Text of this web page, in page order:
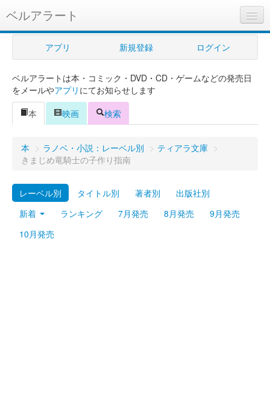
ベルアラート
ベルアラートとは
ヘルプ
新規登録
ログイン
購入管理
Myシェルフ
プレミアム
アプリ 新規登録 ログイン
ベルアラートは本・コミック・DVD・CD・ゲームなどの発売日
をメールやアプリ にてお知らせします
本
映画 検索
本 > ラノベ・小説：レーベル別 > ティアラ文庫 >
きまじめ竜騎士の子作り指南
レーベル別 タイトル別 著者別
出版社別
新着
ランキング 7月発売 8月発売
9月発売
10月発売